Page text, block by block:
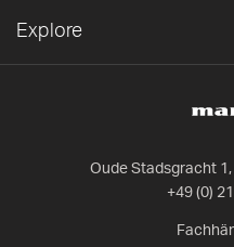
Oude Stadsgracht 1,
+49 (0)
Explore